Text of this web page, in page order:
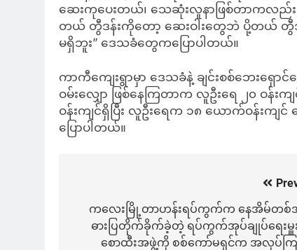
ဆေးကုပေးတယ်၊ သေဆုံးလူနာဖြစ်တာကလည်
တယ် တွီဒန်းကိုတော့ ဆေးဝါးတွေဘဲ ပို့တယ် တွီဒန်
မရှိဘူး” ဒေသခံတွေကပြောပါတယ်။
ကာကီကျေးရွာမှာ ဒေသခံနဲ့ ချင်းစစ်ဘေးရှော
ဝမ်းလျှော ဖြစ်နေကြတာက လူဦးရေ ၂၀ ဝန်းက
ဝန်းကျင်ရှိပြီး လူဦးရေက ၁၈ ယောက်ဝန်းကျ
ပြောပါတယ်။
navigation
ကလေးမြို့တာဟန်းရပ်ကွက်က နေအိမ်တ
ဓားပြတိုက်ခိုက်ခဲ့တဲ့ ရပ်ကွက်အုပ်ချုပ်ရေးမှူ
စောထီးအဖွဲ့ကို စစ်ကော်မရှင်က အလုပ်ကြ